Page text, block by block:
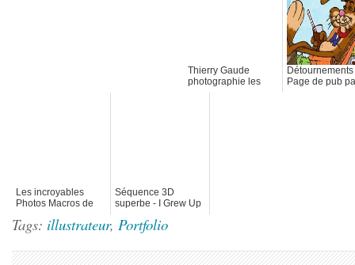
Thierry Gaude
photographie les
Street-Art de Lemza
Page de pub
Les incroyables
Photos Macros de
Séquence 3D
superbe - I Grew Up
Eagle
Tags: illustrateur, Portfolio